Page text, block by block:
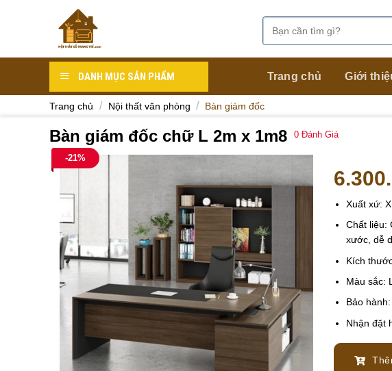
Tìm
kiếm:
DANH MỤC SẢN PHẨM Trang chủ Giới
Trang chủ / Nội thất văn phòng / Bàn giám đốc
Bàn giám đốc chữ L 2m x 1m8 0 Đánh Giá
-21%
Xuất xứ:
Chất liệu:
xước, dễ
Kích
Màu sắc:
Bảo
Nhận đặt